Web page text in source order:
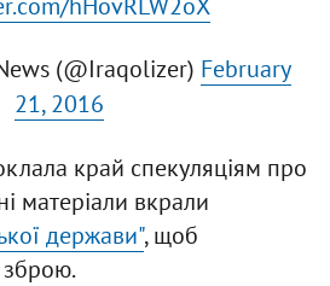
(@Iraqolizer) February
21, 2016
край спекуляціям про
матеріали вкрали
держави", щоб
зброю.